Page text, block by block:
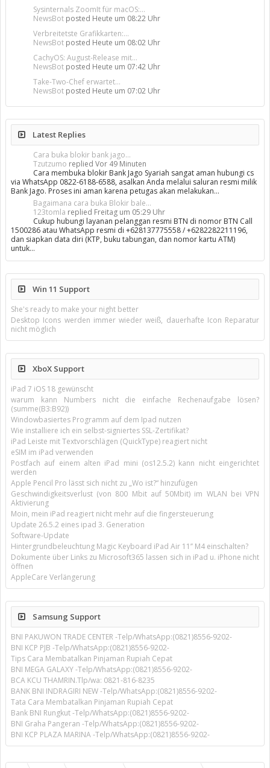
Sysinternals ZoomIt für macOS:...
NewsBot posted Heute um 08:22 Uhr
Verbreitetste Grafikkarten:...
NewsBot posted Heute um 08:02 Uhr
CachyOS: August-Release mit...
NewsBot posted Heute um 07:42 Uhr
Take-Two-Chef erwartet...
NewsBot posted Heute um 07:02 Uhr
Latest Replies
Cara buka blokir bank jago...
Tzutzumo replied Vor 49 Minuten
Cara membuka blokir Bank Jago Syariah sangat aman hubungi cs
via WhatsApp 0822-6188-6588, asalkan Anda melalui saluran resmi milik
Bank Jago. Proses ini aman karena petugas akan melakukan…
Bagaimana cara buka Blokir bale...
123tomla replied Freitag um 05:29 Uhr
Cukup hubungi layanan pelanggan resmi BTN di nomor BTN Call
1500286 atau WhatsApp resmi di +628137775558 / +6282282211196,
dan siapkan data diri (KTP, buku tabungan, dan nomor kartu ATM)
untuk…
Win 11 Support
She's ready to make your night better
Desktop Icons werden immer wieder weiß, dauerhafte Icon Reparatur
nicht möglich
XboX Support
iPad 7 iOS 18 gewünscht
warum kann Numbers nicht die einfache Rechenaufgabe lösen?
(summe(B3:B92))
Windowbasiertes Programm auf dem Ipad nutzen
Wie installiere ich ein selbst-signiertes SSL-Zertifikat?
iPad Leiste mit Textvorschlägen (QuickType) reagiert nicht
eSIM im iPad verwenden
Postfach auf einem alten iPad mini (os12.5.2) kann nicht eingerichtet
werden
Apple Pencil Pro lässt sich nicht zu „Wo ist?“ hinzufügen
Geschwindigkeitsverlust (von 800 Mbit auf 50Mbit) im WLAN bei VPN
Aktivierung
Moin, mein iPad reagiert nicht mehr auf die fingersteuerung
Update 26.5.2 eines ipad 3. Generation
Software-Update
Hintergrundbeleuchtung Magic Keyboard iPad Air 11’’ M4 einschalten?
Dokumente über Links zu Microsoft365 lassen sich in iPad u. iPhone nicht
öffnen
AppleCare Verlängerung
Samsung Support
BNI PAKUWON TRADE CENTER -Telp/WhatsApp:(0821)8556-9202-
BNI KCP PJB -Telp/WhatsApp:(0821)8556-9202-
Tips Cara Membatalkan Pinjaman Rupiah Cepat
BNI MEGA GALAXY -Telp/WhatsApp:(0821)8556-9202-
BCA KCU THAMRIN.Tlp/wa: 0821-816-8235
BANK BNI INDRAGIRI NEW -Telp/WhatsApp:(0821)8556-9202-
Tata Cara Membatalkan Pinjaman Rupiah Cepat
Bank BNI Rungkut -Telp/WhatsApp:(0821)8556-9202-
BNI Graha Pangeran -Telp/WhatsApp:(0821)8556-9202-
BNI KCP PLAZA MARINA -Telp/WhatsApp:(0821)8556-9202-